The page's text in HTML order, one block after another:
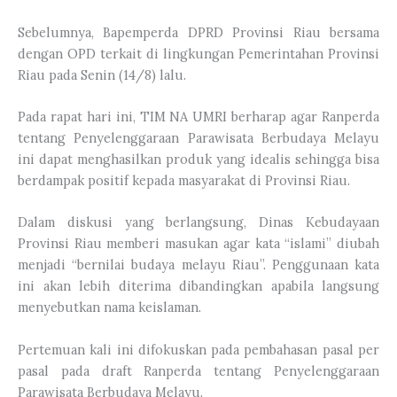
Sebelumnya, Bapemperda DPRD Provinsi Riau bersama
dengan OPD terkait di lingkungan Pemerintahan Provinsi
Riau pada Senin (14/8) lalu.
Pada rapat hari ini, TIM NA UMRI berharap agar Ranperda
tentang Penyelenggaraan Parawisata Berbudaya Melayu
ini dapat menghasilkan produk yang idealis sehingga bisa
berdampak positif kepada masyarakat di Provinsi Riau.
Dalam diskusi yang berlangsung, Dinas Kebudayaan
Provinsi Riau memberi masukan agar kata “islami” diubah
menjadi “bernilai budaya melayu Riau”. Penggunaan kata
ini akan lebih diterima dibandingkan apabila langsung
menyebutkan nama keislaman.
Pertemuan kali ini difokuskan pada pembahasan pasal per
pasal pada draft Ranperda tentang Penyelenggaraan
Parawisata Berbudaya Melayu.